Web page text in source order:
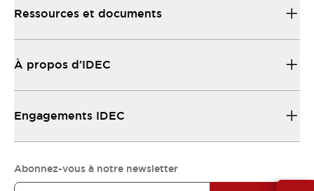
Ressources et documents
À propos d’IDEC
Engagements IDEC
Abonnez-vous à notre newsletter